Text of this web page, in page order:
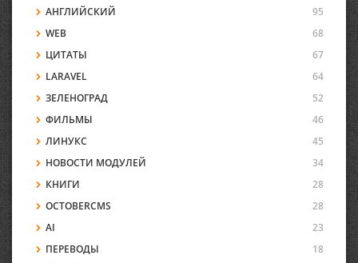
АНГЛИЙСКИЙ
95
WEB
68
ЦИТАТЫ
67
LARAVEL
64
ЗЕЛЕНОГРАД
52
ФИЛЬМЫ
46
ЛИНУКС
45
НОВОСТИ МОДУЛЕЙ
34
КНИГИ
28
OCTOBERCMS
28
AI
23
ПЕРЕВОДЫ
18